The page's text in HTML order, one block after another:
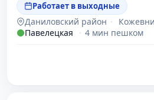
Работает в выходные
Даниловский район ·
Павелецкая
· 4 мин пешком